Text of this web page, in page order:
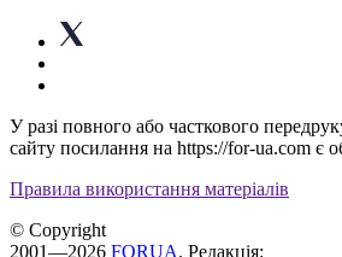
У разі повного або часткового
сайту посилання на https://for-ua.com є
Правила використання матеріалів
© Copyright
2001—2026 FORUA. Редакція: